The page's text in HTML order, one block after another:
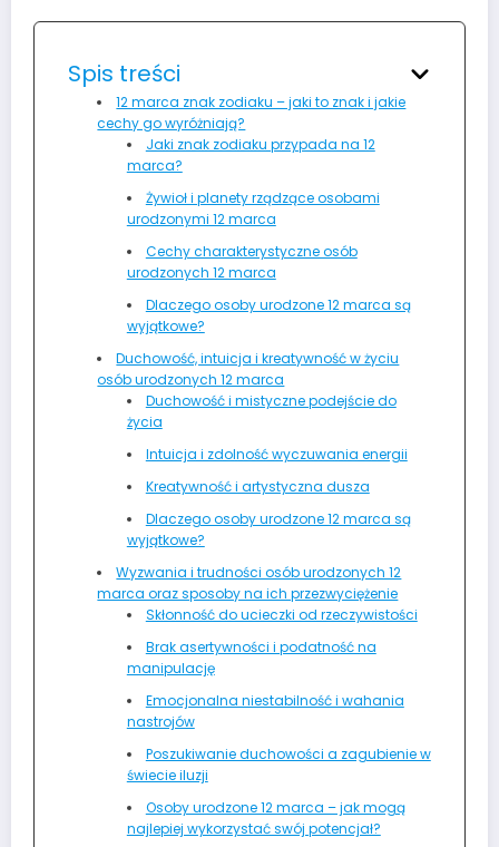
Spis treści
12 marca znak zodiaku – jaki to znak i jakie
cechy go wyróżniają?
Jaki znak zodiaku przypada na 12
marca?
Żywioł i planety rządzące osobami
urodzonymi 12 marca
Cechy charakterystyczne osób
urodzonych 12 marca
Dlaczego osoby urodzone 12 marca są
wyjątkowe?
Duchowość, intuicja i kreatywność w życiu
osób urodzonych 12 marca
Duchowość i mistyczne podejście do
życia
Intuicja i zdolność wyczuwania energii
Kreatywność i artystyczna dusza
Dlaczego osoby urodzone 12 marca są
wyjątkowe?
Wyzwania i trudności osób urodzonych 12
marca oraz sposoby na ich przezwyciężenie
Skłonność do ucieczki od rzeczywistości
Brak asertywności i podatność na
manipulację
Emocjonalna niestabilność i wahania
nastrojów
Poszukiwanie duchowości a zagubienie w
świecie iluzji
Osoby urodzone 12 marca – jak mogą
najlepiej wykorzystać swój potencjał?